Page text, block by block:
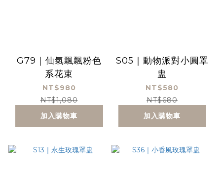
G79｜仙氣飄飄粉色
系花束
NT$980
NT$1,080
加入購物車
S05｜動物派對小圓罩
盅
NT$580
NT$680
加入購物車